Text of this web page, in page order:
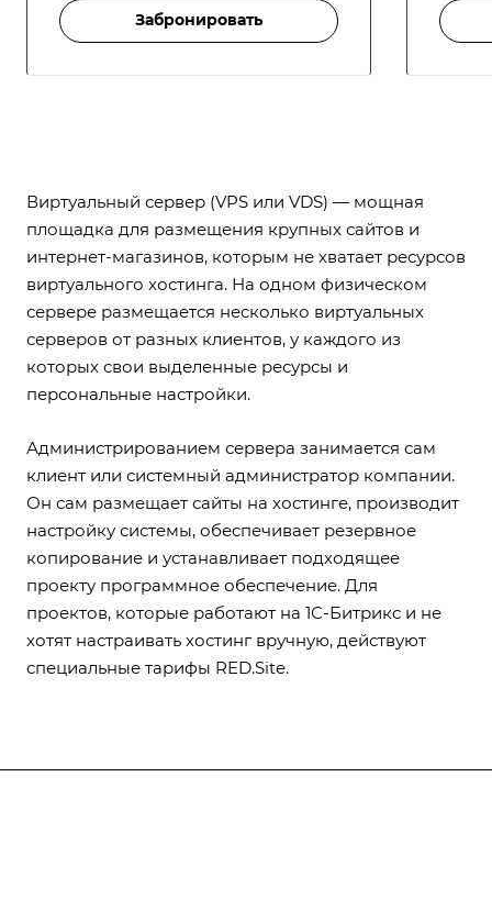
Забронировать
Виртуальный сервер (VPS или VDS) — мощная
площадка для размещения крупных сайтов и
интернет-магазинов, которым не хватает ресурсов
виртуального хостинга. На одном физическом
сервере размещается несколько виртуальных
серверов от разных клиентов, у каждого из
которых свои выделенные ресурсы и
персональные настройки.
Администрированием сервера занимается сам
клиент или системный администратор компании.
Он сам размещает сайты на хостинге, производит
настройку системы, обеспечивает резервное
копирование и устанавливает подходящее
проекту программное обеспечение. Для
проектов, которые работают на 1С-Битрикс и не
хотят настраивать хостинг вручную, действуют
специальные тарифы RED.Site.